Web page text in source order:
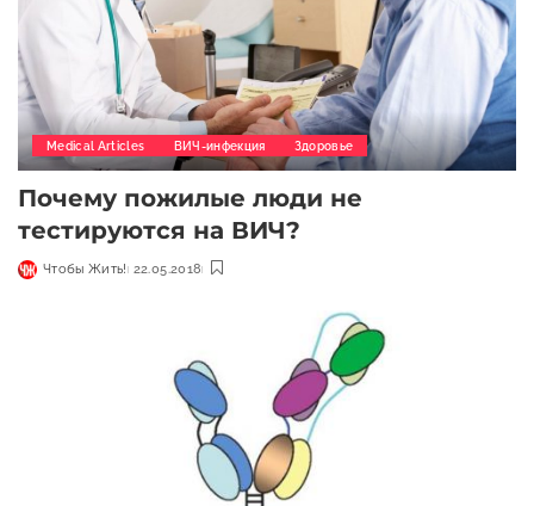
Medical Articles ВИЧ-инфекция Здоровье
Почему пожилые люди не
тестируются на ВИЧ?
Чтобы Жить! 22.05.2018